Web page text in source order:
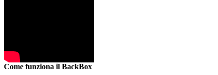
Come funziona il BackBox